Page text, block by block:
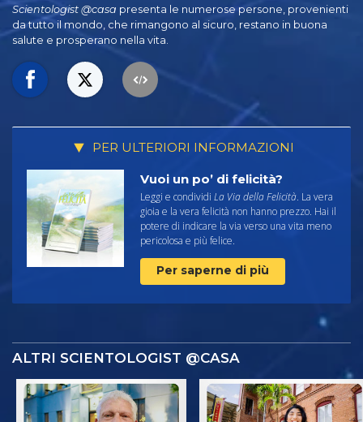
Scientologist @casa presenta le numerose persone, provenienti
da tutto il mondo, che rimangono al sicuro, restano in buona
salute e prosperano nella vita.
PER ULTERIORI INFORMAZIONI
Vuoi un po’ di felicità?
Leggi e condividi La Via della Felicità. La vera
gioia e la vera felicità non hanno prezzo. Hai il
potere di indicare la via verso una vita meno
pericolosa e più felice.
Per saperne di più
ALTRI SCIENTOLOGIST @CASA